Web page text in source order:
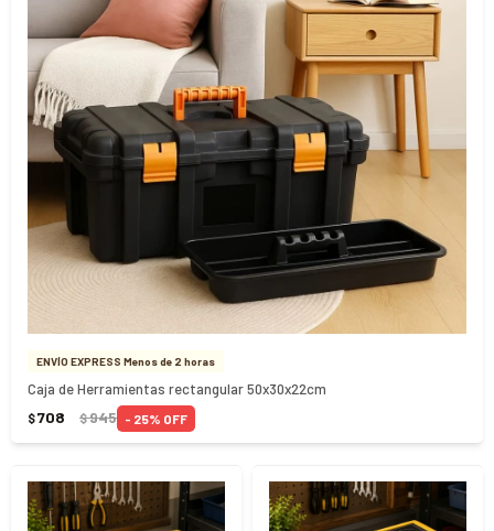
ENVÍO EXPRESS Menos de 2 horas
Caja de Herramientas rectangular 50x30x22cm
$708 $945 25